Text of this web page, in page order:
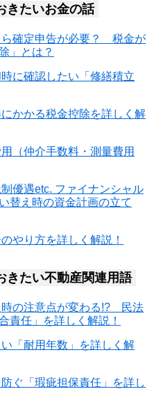
きたいお金の話
ら確定申告が必要？ 税金が
」とは？
に確認したい「修繕積立
かかる税金控除を詳しく解
（仲介手数料・測量費用
優遇etc. ファイナンシャル
替え時の資金計画の立て
やり方を詳しく解説！
きたい不動産関連用語
時の注意点が変わる!? 民法
責任」を詳しく解説！
「耐用年数」を詳しく解
ぐ「瑕疵担保責任」を詳し